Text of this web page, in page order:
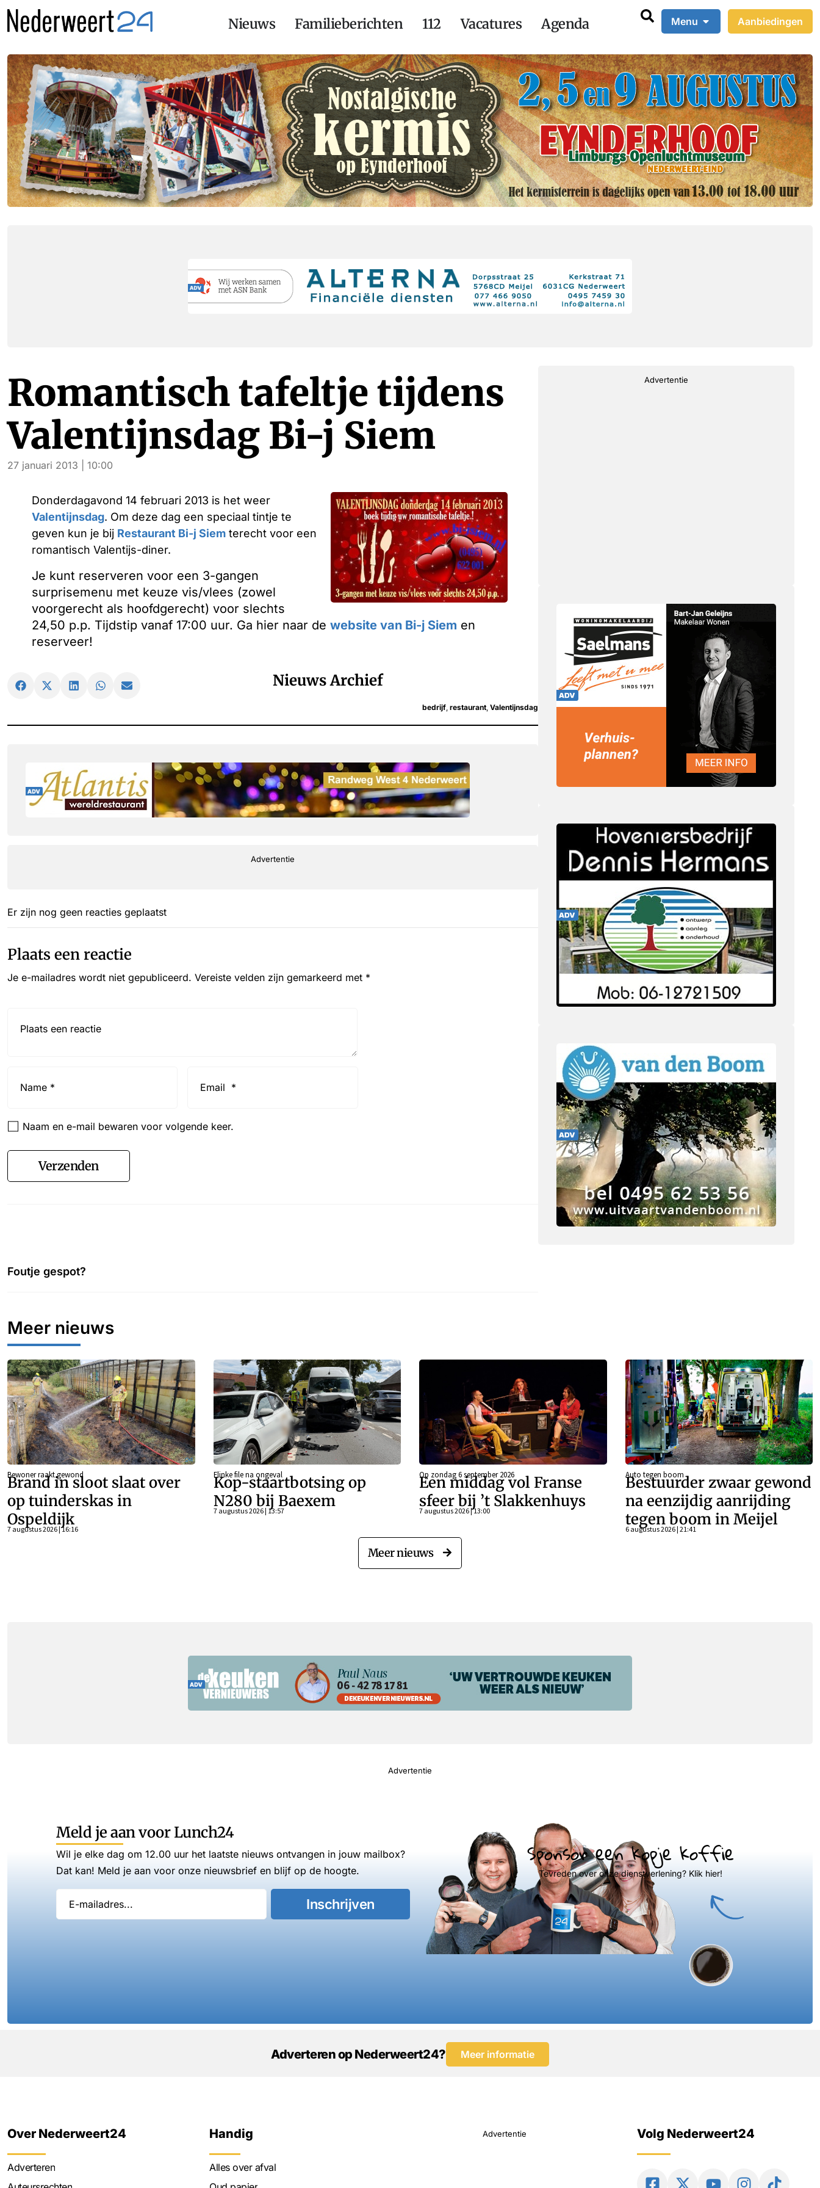
Nieuws Familieberichten 112 Vacatures Agenda Menu Aanbiedingen
Romantisch tafeltje tijdens
Valentijnsdag Bi-j Siem
27 januari 2013 | 10:00
Donderdagavond 14 februari 2013 is het weer
Valentijnsdag. Om deze dag een speciaal tintje te
geven kun je bij Restaurant Bi-j Siem terecht voor een
romantisch Valentijs-diner.
Je kunt reserveren voor een 3-gangen
surprisemenu met keuze vis/vlees (zowel
voorgerecht als hoofdgerecht) voor slechts
24,50 p.p. Tijdstip vanaf 17:00 uur. Ga hier naar de website van Bi-j Siem en
reserveer!
Nieuws Archief
bedrijf restaurant Valentijnsdag
Advertentie
Er zijn nog geen reacties geplaatst
Plaats een reactie
Je e-mailadres wordt niet gepubliceerd. Vereiste velden zijn gemarkeerd met *
Naam en e-mail bewaren voor volgende keer.
Verzenden
Advertentie
Foutje gespot?
Meer nieuws
Bewoner raakt gewond
Brand in sloot slaat over
op tuinderskas in
Ospeldijk
7 augustus 2026 | 16:16
Flinke file na ongeval
Kop-staartbotsing op
N280 bij Baexem
7 augustus 2026 | 13:57
Op zondag 6 september 2026
Een middag vol Franse
sfeer bij ’t Slakkenhuys
7 augustus 2026 | 13:00
Auto tegen boom
Bestuurder zwaar gewond
na eenzijdig aanrijding
tegen boom in Meijel
6 augustus 2026 | 21:41
Meer nieuws
Advertentie
Meld je aan voor Lunch24
Wil je elke dag om 12.00 uur het laatste nieuws ontvangen in jouw mailbox?
Dat kan! Meld je aan voor onze nieuwsbrief en blijf op de hoogte.
Inschrijven
Sponsor een kopje koffie
Tevreden over onze dienstverlening? Klik hier!
Adverteren op Nederweert24? Meer informatie
Over Nederweert24
Adverteren
Handig
Alles over afval
Advertentie Volg Nederweert24